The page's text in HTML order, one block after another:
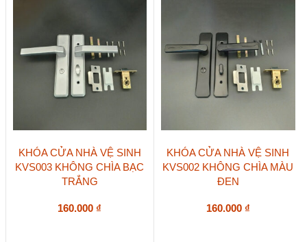
KHÓA CỬA NHÀ VỆ SINH
KVS003 KHÔNG CHÌA BẠC
TRẮNG
160.000 ₫
KHÓA CỬA NHÀ VỆ SINH
KVS002 KHÔNG CHÌA MÀU
ĐEN
160.000 ₫